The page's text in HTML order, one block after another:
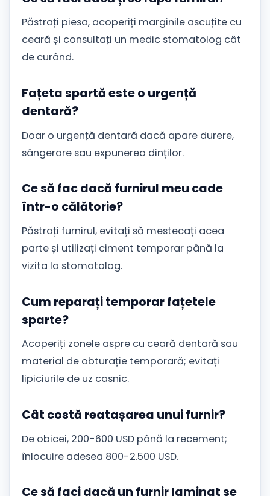
Păstrați piesa, acoperiți marginile ascuțite cu
ceară și consultați un medic stomatolog cât
de curând.
Fațeta spartă este o urgență
dentară?
Doar o urgență dentară dacă apare durere,
sângerare sau expunerea dinților.
Ce să fac dacă furnirul meu cade
într-o călătorie?
Păstrați furnirul, evitați să mestecați acea
parte și utilizați ciment temporar până la
vizita la stomatolog.
Cum reparați temporar fațetele
sparte?
Acoperiți zonele aspre cu ceară dentară sau
material de obturație temporară; evitați
lipiciurile de uz casnic.
Cât costă reatașarea unui furnir?
De obicei, 200-600 USD până la recement;
înlocuire adesea 800-2.500 USD.
Ce să faci dacă un furnir laminat se